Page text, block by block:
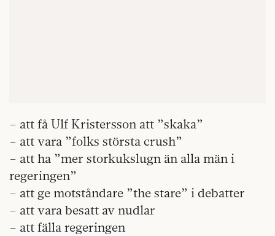
– att få Ulf Kristersson att ”skaka”
– att vara ”folks största crush”
– att ha ”mer storkukslugn än alla män i
regeringen”
– att ge motståndare ”the stare” i debatter
– att vara besatt av nudlar
– att fälla regeringen